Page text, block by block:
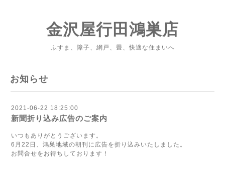
金沢屋行田鴻巣店
ふすま、障子、網戸、畳、快適な住まいへ
お知らせ
2021-06-22 18:25:00
新聞折り込み広告のご案内
いつもありがとうございます。
6月22日、鴻巣地域の朝刊に広告を折り込みいたしました。
お問合せをお待ちしております！